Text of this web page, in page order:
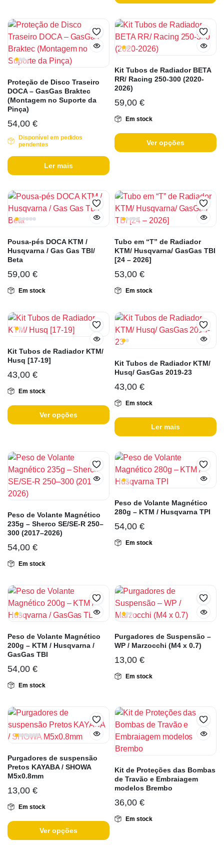
Proteção de Disco Traseiro
DOCA – GasGas Braktec
(Montagem no Suporte da
Pinça)
54,00 €
Disponível em pedidos
pendentes
Ler mais
Kit Tubos de Radiador BETA
RR/ Racing 250-300 (2020-
2026)
59,00 €
Em stock
Ver opções
Pousa-pés DOCA KTM /
Husqvarna / Gas Gas TBI/
Beta
59,00 €
Em stock
Tubo em “T” de Radiador
KTM/ Husqvarna/ GasGas TBI
[24 – 2026]
53,00 €
Em stock
Kit Tubos de Radiador KTM/
Husq [17-19]
43,00 €
Em stock
Ver opções
Kit Tubos de Radiador KTM/
Husq/ GasGas 2019-23
43,00 €
Em stock
Ler mais
Peso de Volante Magnético
235g – Sherco SE/SE-R 250–
300 (2017–2026)
54,00 €
Em stock
Peso de Volante Magnético
280g – KTM / Husqvarna TPI
54,00 €
Em stock
Peso de Volante Magnético
200g – KTM / Husqvarna /
GasGas TBI
54,00 €
Em stock
Purgadores de Suspensão –
WP / Marzocchi (M4 x 0.7)
13,00 €
Em stock
Purgadores de suspensão
Pretos KAYABA / SHOWA
M5x0.8mm
13,00 €
Em stock
Ver opções
Kit de Proteções das Bombas
de Travão e Embraiagem
modelos Brembo
36,00 €
Em stock